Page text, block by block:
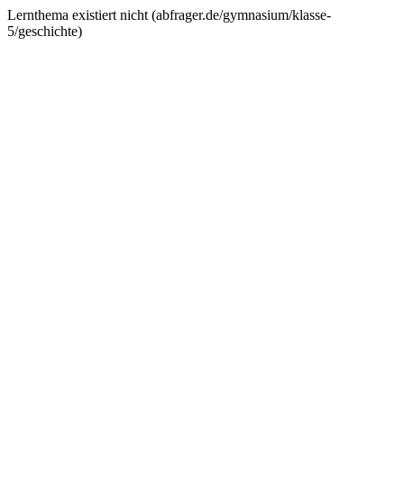
Lernthema existiert nicht (abfrager.de/gymnasium/klasse-
5/geschichte)